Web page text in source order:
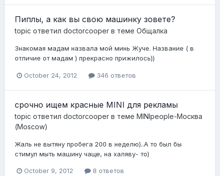
Пиплы, а как вы свою машинку зовете?
topic ответил doctorcooper в теме Общалка
Знакомая мадам назвала мой минь Жуче. Название ( в
отличие от мадам ) прекрасно прижилось))
October 24, 2012 346 ответов
срочно ищем красные MINI для рекламы
topic ответил doctorcooper в теме MINIpeople-Москва
(Moscow)
Жаль не вытяну пробега 200 в неделю)..А то был бы
стимул мыть машину чаще, на халяву- то)
October 9, 2012 8 ответов